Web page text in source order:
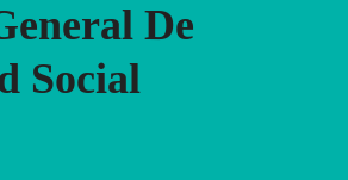
De
Social